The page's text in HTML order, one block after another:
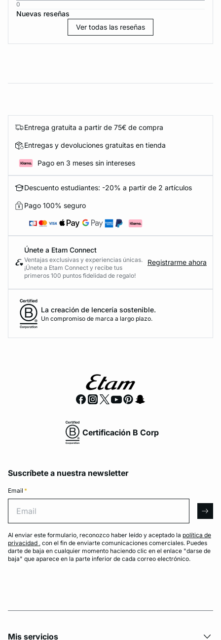
0
Nuevas reseñas
Ver todas las reseñas
Entrega gratuita a partir de 75€ de compra
Entregas y devoluciones gratuitas en tienda
Pago en 3 meses sin intereses
Descuento estudiantes: -20% a partir de 2 artículos
Pago 100% seguro
Únete a Etam Connect
Ventajas exclusivas y experiencias únicas.
¡Únete a Etam Connect y recibe tus
primeros 100 puntos fidelidad de regalo!
Registrarme ahora
La creación de lencería sostenible.
Un compromiso de marca a largo plazo.
Certificación B Corp
Suscríbete a nuestra newsletter
Email *
Al enviar este formulario, reconozco haber leído y aceptado la política de
privacidad , con el fin de enviarte comunicaciones comerciales. Puedes
darte de baja en cualquier momento haciendo clic en el enlace "darse de
baja" que aparece en la parte inferior de cada correo electrónico.
Mis servicios